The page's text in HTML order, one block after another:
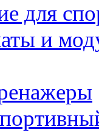
для
и